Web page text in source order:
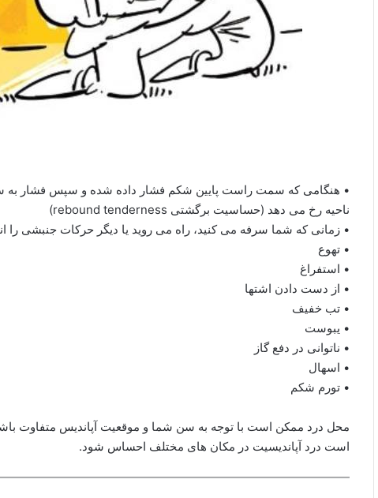
• هنگامی که سمت راست پایین شکم فشار داده شده و سپس فشار به
ناحیه رخ می دهد (حساسیت برگشتی rebound tenderness)
• زمانی که شما سرفه می کنید، راه می روید یا دیگر حرکات جنبشی را
• تهوع
• استفراغ
• از دست دادن اشتها
• تب خفیف
• یبوست
• ناتوانی در دفع گاز
• اسهال
• تورم شکم
محل درد ممکن است با توجه به سن شما و موقعیت آپاندیس متفاوت
است درد آپاندیسیت در مکان های مختلف احساس شود.